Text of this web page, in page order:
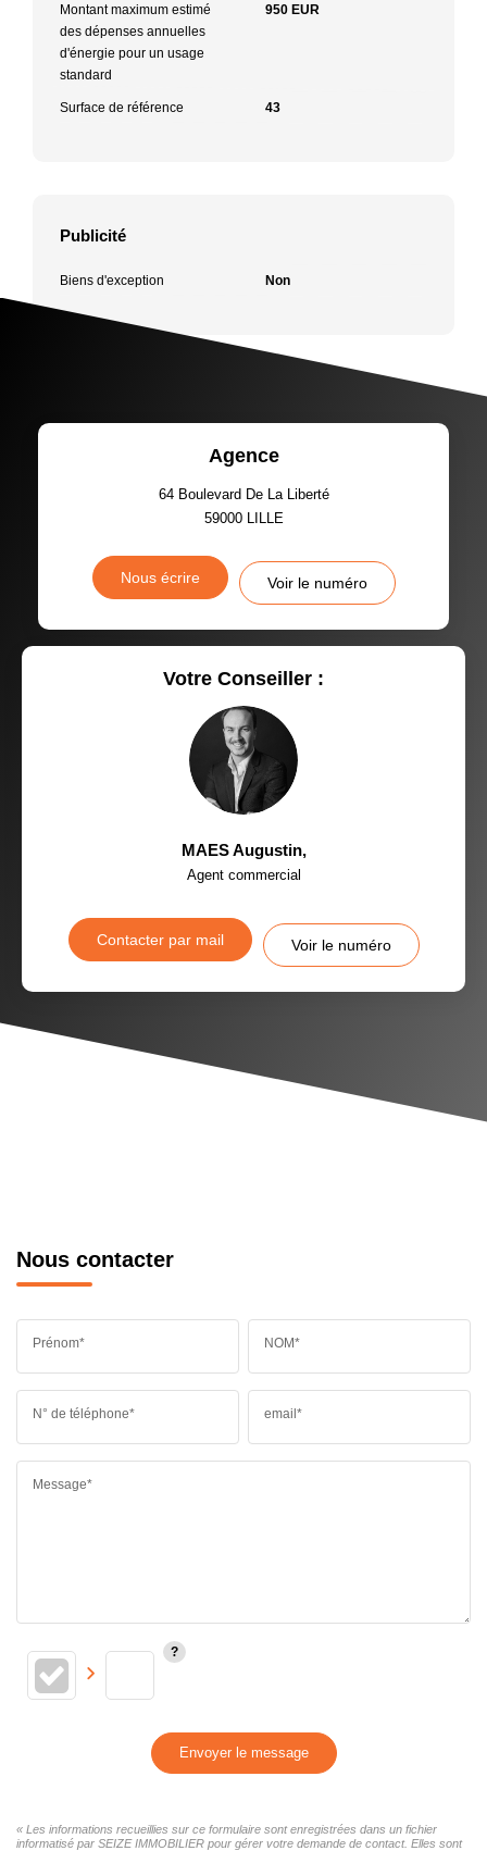
Montant maximum estimé
des dépenses annuelles
d'énergie pour un usage
standard
950 EUR
Surface de référence 43
Publicité
Biens d'exception Non
Agence
64 Boulevard De La Liberté
59000 LILLE
Nous écrire Voir le numéro
Votre Conseiller :
MAES Augustin,
Agent commercial
Contacter par mail Voir le numéro
Nous contacter
Prénom* NOM*
N° de téléphone* email*
Message*
Envoyer le message
« Les informations recueillies sur ce formulaire sont enregistrées dans un fichier
informatisé par SEIZE IMMOBILIER pour gérer votre demande de contact. Elles sont